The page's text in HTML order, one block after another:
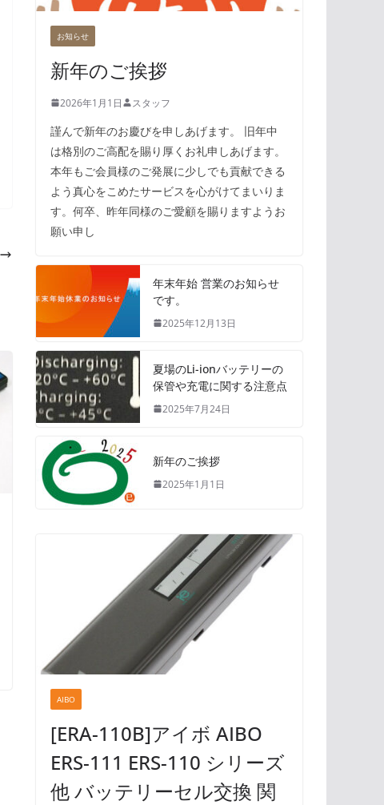
お知らせ
新年のご挨拶
2026年1月1日 スタッフ
謹んで新年のお慶びを申しあげます。 旧年中
は格別のご高配を賜り厚くお礼申しあげます。
本年もご会員様のご発展に少しでも貢献できる
よう真心をこめたサービスを心がけてまいりま
す。何卒、昨年同様のご愛顧を賜りますようお
願い申し
年末年始 営業のお知らせ
です。
2025年12月13日
夏場のLi-ionバッテリーの
保管や充電に関する注意点
2025年7月24日
新年のご挨拶
2025年1月1日
AIBO
[ERA-110B]アイボ AIBO
ERS-111 ERS-110 シリーズ
他 バッテリーセル交換 関